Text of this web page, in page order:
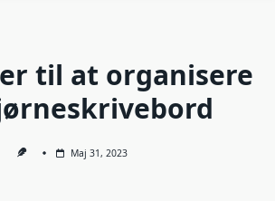
til at organisere
Maj 31, 2023